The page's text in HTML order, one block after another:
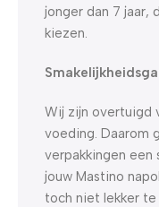
jonger dan 7 jaar,
kiezen.
Wij zijn overtuigd
voeding. Daarom
verpakkingen een
jouw Mastino
toch niet lekker